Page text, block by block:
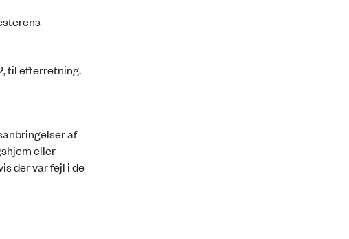
til efterretning.
af
eller
der var fejl i de